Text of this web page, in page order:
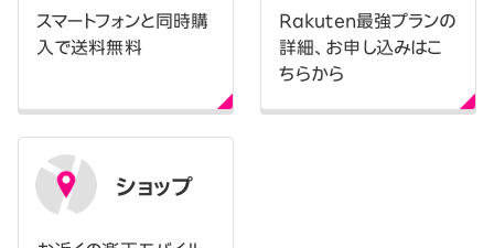
スマートフォンと同時購
入で送料無料
Rakuten最強プランの
詳細、お申し込みはこ
ちらから
ショップ